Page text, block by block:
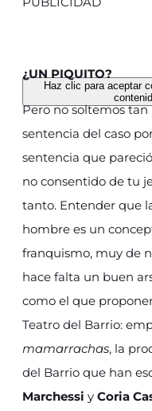
Haz clic para aceptar
¿UN PIQUITO?
Pero no soltemos tan
sentencia del caso
sentencia que
no consentido de tu
tanto. Entender que
hombre es un
franquismo, muy de
hace falta un buen
como el que
Teatro del Barrio:
mamarrachas, la
del Barrio que han
Marchessi y Coria